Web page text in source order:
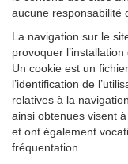
aucune responsabilité
La navigation sur le
provoquer
Un cookie est un
l’identification de
relatives à la
ainsi obtenues visent
et ont également
fréquentation.